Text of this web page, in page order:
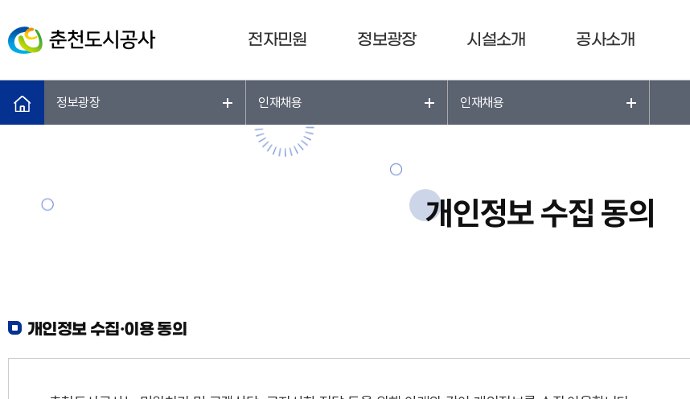
전자민원 정보광장 시설소개 공사소개
정보광장 인재채용 인재채용
개인정보 수집 동의
개인정보 수집·이용 동의